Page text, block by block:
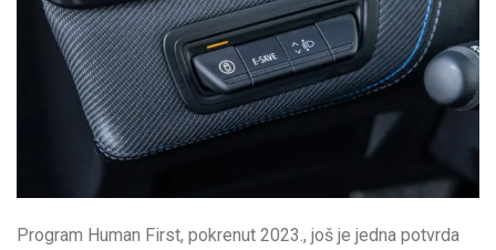
Program Human First, pokrenut 2023., još je jedna potvrda